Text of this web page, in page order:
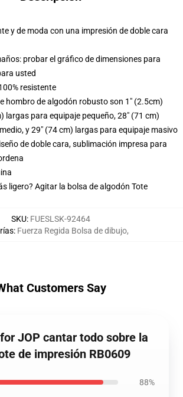
y de moda con una impresión de doble cara
probar el gráfico de dimensiones para
usted
resistente
hombro de algodón robusto son 1" (2.5cm)
largas para equipaje pequeño, 28" (71 cm)
y 29" (74 cm) largas para equipaje masivo
de doble cara, sublimación impresa para
ligero? Agitar la bolsa de algodón Tote
SKU: FUESLSK-92464
: Fuerza Regida Bolsa de dibujo,
Customers Say
JOP cantar todo sobre la
de impresión RB0609
88%